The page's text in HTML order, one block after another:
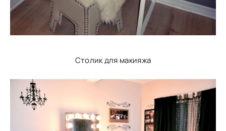
Столик для макияжа